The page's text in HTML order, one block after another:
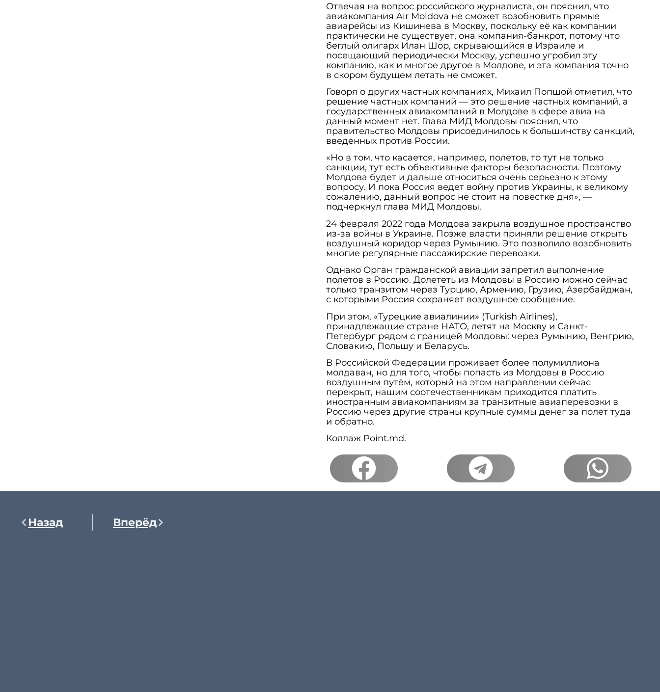
Отвечая на вопрос российского журналиста, он пояснил, что
авиакомпания Air Moldova не сможет возобновить прямые
авиарейсы из Кишинева в Москву, поскольку её как компании
практически не существует, она компания-банкрот, потому что
беглый олигарх Илан Шор, скрывающийся в Израиле и
посещающий периодически Москву, успешно угробил эту
компанию, как и многое другое в Молдове, и эта компания точно
в скором будущем летать не сможет.
Говоря о других частных компаниях, Михаил Попшой отметил, что
решение частных компаний — это решение частных компаний, а
государственных авиакомпаний в Молдове в сфере авиа на
данный момент нет. Глава МИД Молдовы пояснил, что
правительство Молдовы присоединилось к большинству санкций,
введенных против России.
«Но в том, что касается, например, полетов, то тут не только
санкции, тут есть объективные факторы безопасности. Поэтому
Молдова будет и дальше относиться очень серьезно к этому
вопросу. И пока Россия ведет войну против Украины, к великому
сожалению, данный вопрос не стоит на повестке дня», —
подчеркнул глава МИД Молдовы.
24 февраля 2022 года Молдова закрыла воздушное пространство
из-за войны в Украине. Позже власти приняли решение открыть
воздушный коридор через Румынию. Это позволило возобновить
многие регулярные пассажирские перевозки.
Однако Орган гражданской авиации запретил выполнение
полетов в Россию. Долететь из Молдовы в Россию можно сейчас
только транзитом через Турцию, Армению, Грузию, Азербайджан,
с которыми Россия сохраняет воздушное сообщение.
При этом, «Турецкие авиалинии» (Turkish Airlines),
принадлежащие стране НАТО, летят на Москву и Санкт-
Петербург рядом с границей Молдовы: через Румынию, Венгрию,
Словакию, Польшу и Беларусь.
В Российской Федерации проживает более полумиллиона
молдаван, но для того, чтобы попасть из Молдовы в Россию
воздушным путём, который на этом направлении сейчас
перекрыт, нашим соотечественникам приходится платить
иностранным авиакомпаниям за транзитные авиаперевозки в
Россию через другие страны крупные суммы денег за полет туда
и обратно.
Коллаж Point.md.
Назад Вперёд